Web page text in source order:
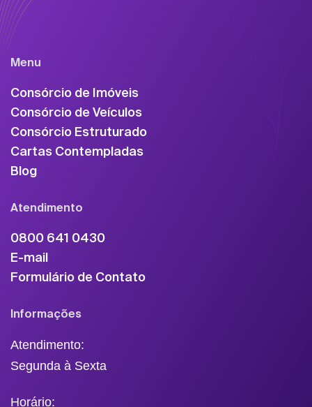
Menu
Consórcio de Imóveis
Consórcio de Veículos
Consórcio Estruturado
Cartas Contempladas
Blog
Atendimento
0800 641 0430
E-mail
Formulário de Contato
Informações
Atendimento:
Segunda à Sexta
Horário: